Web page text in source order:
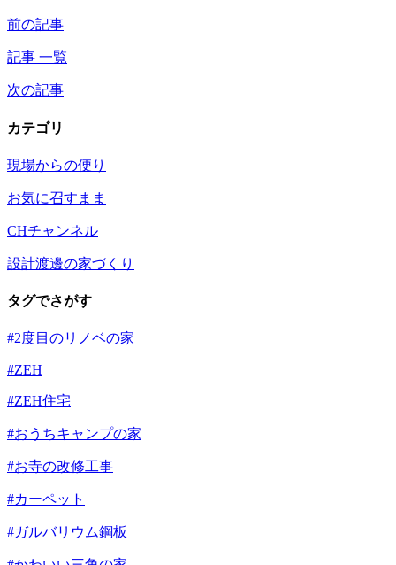
前の記事
記事 一覧
次の記事
カテゴリ
現場からの便り
お気に召すまま
CHチャンネル
設計渡邊の家づくり
タグでさがす
#2度目のリノベの家
#ZEH
#ZEH住宅
#おうちキャンプの家
#お寺の改修工事
#カーペット
#ガルバリウム鋼板